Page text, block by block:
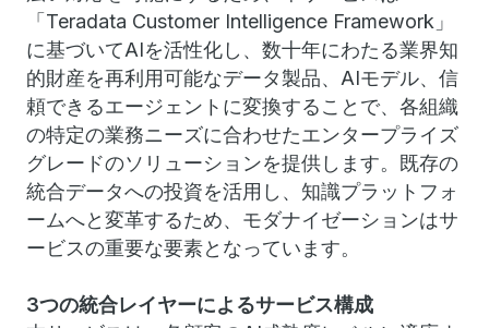
「Teradata Customer Intelligence Framework」
に基づいてAIを活性化し、数十年にわたる業界知
的財産を再利用可能なデータ製品、AIモデル、信
頼できるエージェントに変換することで、各組織
の特定の業務ニーズに合わせたエンタープライズ
グレードのソリューションを提供します。既存の
統合データへの投資を活用し、知識プラットフォ
ームへと変革するため、モダナイゼーションはサ
ービスの重要な要素となっています。
3つの統合レイヤーによるサービス構成